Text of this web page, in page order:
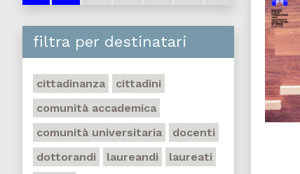
filtra per destinatari
cittadinanza
cittadini
comunità accademica
comunità universitaria
docenti
dottorandi
laureandi
laureati